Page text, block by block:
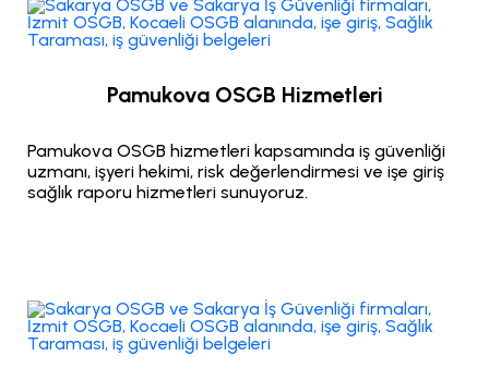
Pamukova OSGB Hizmetleri
Pamukova OSGB hizmetleri kapsamında iş güvenliği
uzmanı, işyeri hekimi, risk değerlendirmesi ve işe giriş
sağlık raporu hizmetleri sunuyoruz.